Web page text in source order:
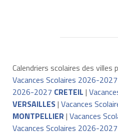
Calendriers scolaires des villes
Vacances Scolaires 2026-2027
2026-2027 CRETEIL |
VERSAILLES| Vacances
MONTPELLIER | Vacances
Vacances Scolaires 2026-2027